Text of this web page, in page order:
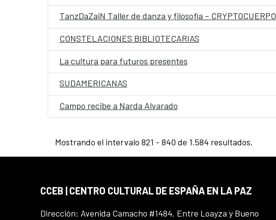
TanzDaZaiN Taller de danza y filosofía – CRYPTOCUERPO
CONSTELACIONES BIBLIOTECARIAS
La cultura para futuros presentes
SUDAMERICANAS
Campo recibe a Narda Alvarado
Mostrando el intervalo 821 - 840 de 1.584 resultados.
CCEB | CENTRO CULTURAL DE ESPAÑA EN LA PAZ
Dirección: Avenida Camacho #1484. Entre Loayza y Bueno